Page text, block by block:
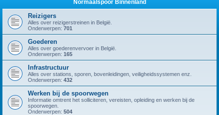
Normaalspoor Binnenland
Reizigers
Alles over reizigerstreinen in België.
Onderwerpen: 701
Goederen
Alles over goederenvervoer in België.
Onderwerpen: 165
Infrastructuur
Alles over stations, sporen, bovenleidingen, veiligheidssystemen enz.
Onderwerpen: 432
Werken bij de spoorwegen
Informatie omtrent het solliciteren, vereisten, opleiding en werken bij de
spoorwegen.
Onderwerpen: 504